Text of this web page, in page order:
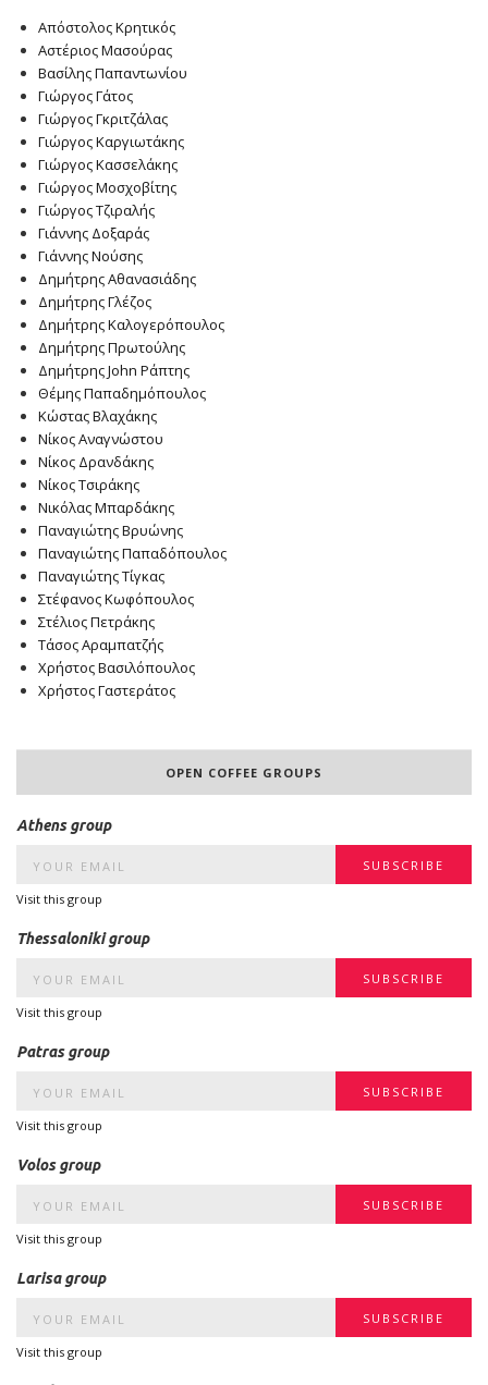
Απόστολος Κρητικός
Αστέριος Μασούρας
Βασίλης Παπαντωνίου
Γιώργος Γάτος
Γιώργος Γκριτζάλας
Γιώργος Καργιωτάκης
Γιώργος Κασσελάκης
Γιώργος Μοσχοβίτης
Γιώργος Τζιραλής
Γιάννης Δοξαράς
Γιάννης Νούσης
Δημήτρης Αθανασιάδης
Δημήτρης Γλέζος
Δημήτρης Καλογερόπουλος
Δημήτρης Πρωτούλης
Δημήτρης John Ράπτης
Θέμης Παπαδημόπουλος
Κώστας Βλαχάκης
Νίκος Αναγνώστου
Νίκος Δρανδάκης
Νίκος Τσιράκης
Νικόλας Μπαρδάκης
Παναγιώτης Βρυώνης
Παναγιώτης Παπαδόπουλος
Παναγιώτης Τίγκας
Στέφανος Κωφόπουλος
Στέλιος Πετράκης
Τάσος Αραμπατζής
Χρήστος Βασιλόπουλος
Χρήστος Γαστεράτος
OPEN COFFEE GROUPS
Athens group
Visit this group
Thessaloniki group
Visit this group
Patras group
Visit this group
Volos group
Visit this group
Larisa group
Visit this group